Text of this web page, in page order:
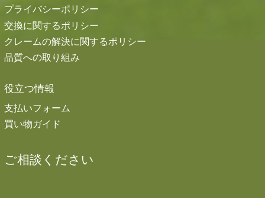
プライバシーポリシー
交換に関するポリシー
クレームの解決に関するポリシー
品質への取り組み
役立つ情報
支払いフォーム
買い物ガイド
ご相談ください